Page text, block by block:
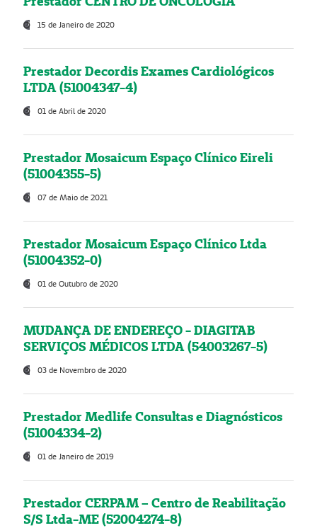
15 de Janeiro de 2020
Prestador Decordis Exames Cardiológicos
LTDA (51004347-4)
01 de Abril de 2020
Prestador Mosaicum Espaço Clínico Eireli
(51004355-5)
07 de Maio de 2021
Prestador Mosaicum Espaço Clínico Ltda
(51004352-0)
01 de Outubro de 2020
MUDANÇA DE ENDEREÇO - DIAGITAB
SERVIÇOS MÉDICOS LTDA (54003267-5)
03 de Novembro de 2020
Prestador Medlife Consultas e Diagnósticos
(51004334-2)
01 de Janeiro de 2019
Prestador CERPAM – Centro de Reabilitação
S/S Ltda-ME (52004274-8)